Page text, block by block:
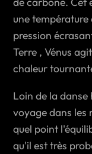
une
pression
Terre , Vénus
chaleur
Loin de la danse
voyage dans les
quel point
qu'il est très